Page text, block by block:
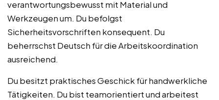
verantwortungsbewusst mit Material und
Werkzeugen um. Du befolgst
Sicherheitsvorschriften konsequent. Du
beherrschst Deutsch für die Arbeitskoordination
ausreichend.
Du besitzt praktisches Geschick für handwerkliche
Tätigkeiten. Du bist teamorientiert und arbeitest